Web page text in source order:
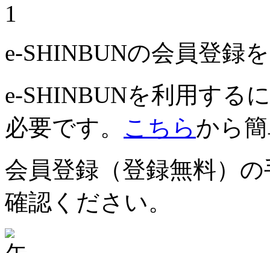
1
e-SHINBUNの会員登録
e-SHINBUNを利用する
必要です。 こちらから
会員登録（登録無料）
確認ください。